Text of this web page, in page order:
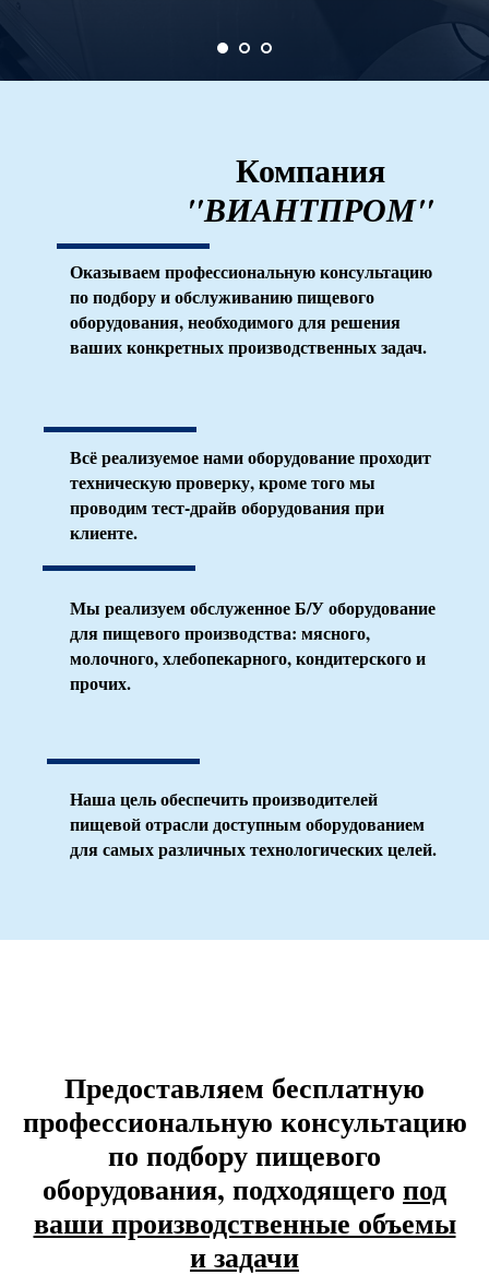
Компания
"ВИАНТПРОМ"
Наша цель обеспечить производителей
пищевой отрасли доступным оборудованием
для самых различных технологических целей.
Мы реализуем обслуженное Б/У оборудование
для пищевого производства: мясного,
молочного, хлебопекарного, кондитерского и
прочих.
Всё реализуемое нами оборудование проходит
техническую проверку, кроме того мы
проводим тест-драйв оборудования при
клиенте.
Оказываем профессиональную консультацию
по подбору и обслуживанию пищевого
оборудования, необходимого для решения
ваших конкретных производственных задач.
Предоставляем бесплатную
профессиональную консультацию
по подбору пищевого
оборудования, подходящего под
ваши производственные объемы
и задачи